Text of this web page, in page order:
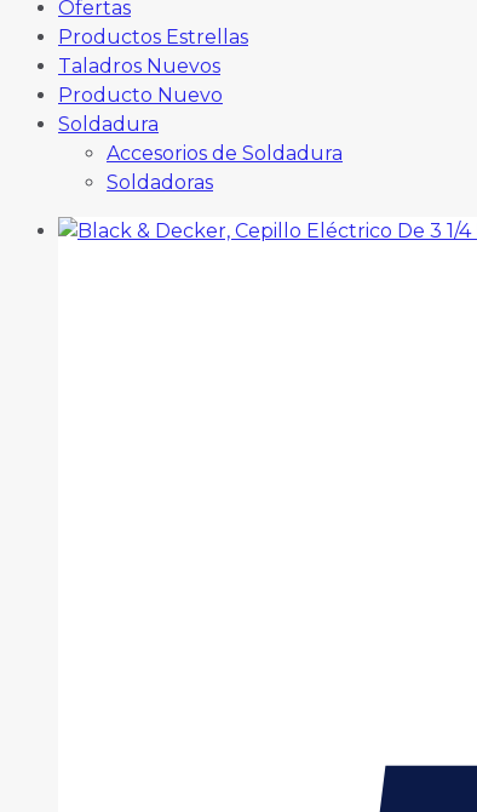
Ofertas
Productos Estrellas
Taladros Nuevos
Producto Nuevo
Soldadura
Accesorios de Soldadura
Soldadoras